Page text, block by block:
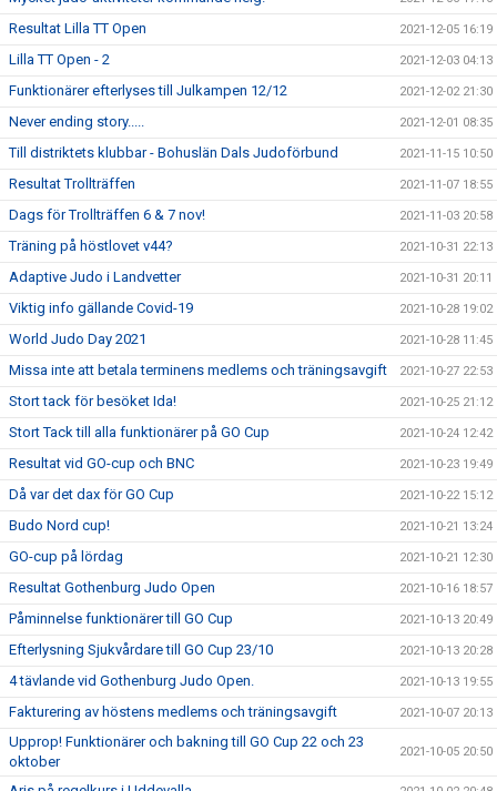
Resultat Lilla TT Open 2021-12-05 16:19
Lilla TT Open - 2 2021-12-03 04:13
Funktionärer efterlyses till Julkampen 12/12 2021-12-02 21:30
Never ending story..... 2021-12-01 08:35
Till distriktets klubbar - Bohuslän Dals Judoförbund 2021-11-15 10:50
Resultat Trollträffen 2021-11-07 18:55
Dags för Trollträffen 6 & 7 nov! 2021-11-03 20:58
Träning på höstlovet v44? 2021-10-31 22:13
Adaptive Judo i Landvetter 2021-10-31 20:11
Viktig info gällande Covid-19 2021-10-28 19:02
World Judo Day 2021 2021-10-28 11:45
Missa inte att betala terminens medlems och träningsavgift 2021-10-27 22:53
Stort tack för besöket Ida! 2021-10-25 21:12
Stort Tack till alla funktionärer på GO Cup 2021-10-24 12:42
Resultat vid GO-cup och BNC 2021-10-23 19:49
Då var det dax för GO Cup 2021-10-22 15:12
Budo Nord cup! 2021-10-21 13:24
GO-cup på lördag 2021-10-21 12:30
Resultat Gothenburg Judo Open 2021-10-16 18:57
Påminnelse funktionärer till GO Cup 2021-10-13 20:49
Efterlysning Sjukvårdare till GO Cup 23/10 2021-10-13 20:28
4 tävlande vid Gothenburg Judo Open. 2021-10-13 19:55
Fakturering av höstens medlems och träningsavgift 2021-10-07 20:13
Upprop! Funktionärer och bakning till GO Cup 22 och 23
oktober
2021-10-05 20:50